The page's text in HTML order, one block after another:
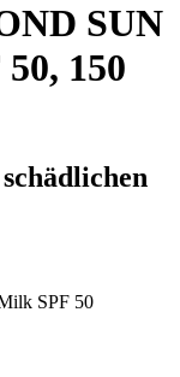
SUN
150
SPF 50